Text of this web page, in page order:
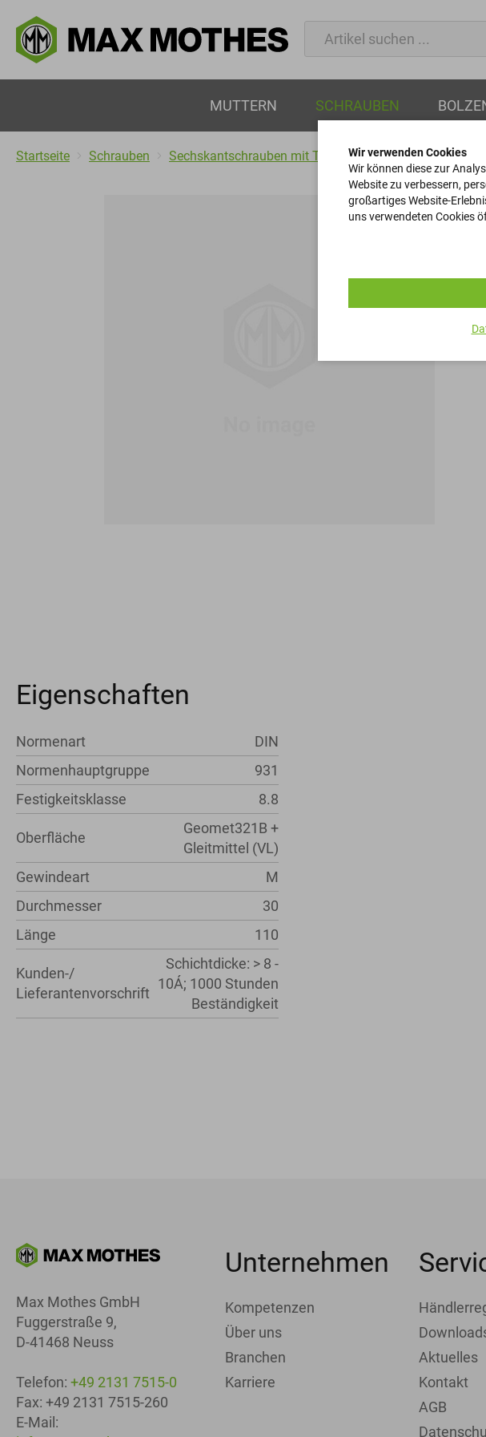
MUTTERN SCHRAUBEN
Startseite Schrauben Sechskantschrauben mit Teilgewinde
Eigenschaften
Normenart
DIN
Normenhauptgruppe
931
Festigkeitsklasse
8.8
Oberfläche
Geomet321B +
Gleitmittel (VL)
Gewindeart
M
Durchmesser
30
Länge
110
Kunden-/
Lieferantenvorschrift
Schichtdicke: > 8 -
10Á; 1000 Stunden
Beständigkeit
Max Mothes GmbH
Fuggerstraße 9,
D-41468 Neuss
Telefon: +49 2131 7515-0
Fax: +49 2131 7515-260
E-Mail:
Unternehmen
Kompetenzen
Über uns
Branchen
Karriere
Aktuelles
Kontakt
AGB
Wir verwenden Cookies
Wir können diese zur
Website zu verbessern,
großartiges Website-
uns verwendeten Cookies